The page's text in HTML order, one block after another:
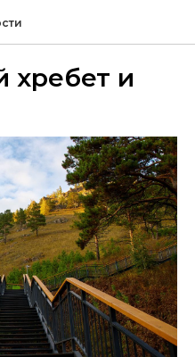
хребет и